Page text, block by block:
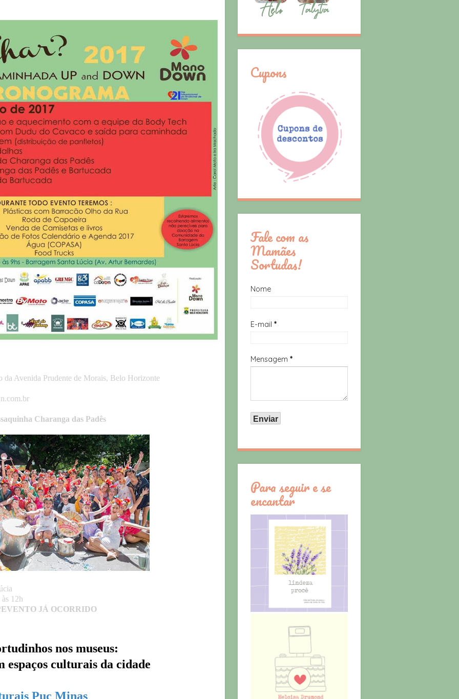
da Avenida Prudente de Morais, Belo Horizonte
Charanga das Padês
12h
JÁ OCORRIDO
nos museus:
espaços culturais da cidade
Puc Minas
Cupons
Fale com as
Mamães
Sortudas!
Nome
E-mail *
Mensagem *
Para seguir e se
encantar